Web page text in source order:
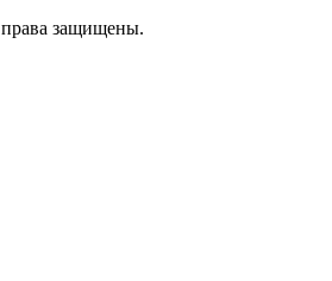
защищены.